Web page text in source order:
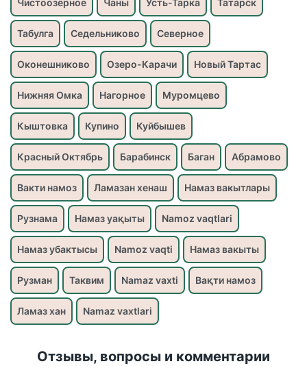
Чистоозёрное Чаны Усть-Тарка Татарск
Табулга Седельниково Северное
Оконешниково Озеро-Карачи Новый Тартас
Нижняя Омка Нагорное Муромцево
Кыштовка Купино Куйбышев
Красный Октябрь Барабинск Баган Абрамово
Вакти намоз Ламазан хенаш Намаз вакытлары
Рузнама Намаз уақыты Namoz vaqtlari
Намаз убактысы Namoz vaqti Намаз вакыты
Рузман Таквим Namaz vaxti Вақти намоз
Ламаз хан Namaz vaxtlari
Отзывы, вопросы и комментарии